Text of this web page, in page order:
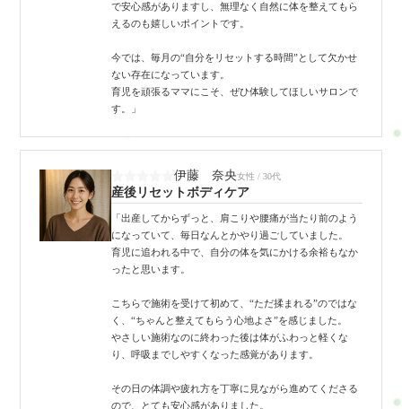
で安心感がありますし、無理なく自然に体を整えてもら
えるのも嬉しいポイントです。
今では、毎月の“自分をリセットする時間”として欠かせ
ない存在になっています。
育児を頑張るママにこそ、ぜひ体験してほしいサロンで
す。」
伊藤 奈央女性 / 30代
産後リセットボディケア
「出産してからずっと、肩こりや腰痛が当たり前のよう
になっていて、毎日なんとかやり過ごしていました。
育児に追われる中で、自分の体を気にかける余裕もなか
ったと思います。
こちらで施術を受けて初めて、“ただ揉まれる”のではな
く、“ちゃんと整えてもらう心地よさ”を感じました。
やさしい施術なのに終わった後は体がふわっと軽くな
り、呼吸までしやすくなった感覚があります。
その日の体調や疲れ方を丁寧に見ながら進めてくださる
ので、とても安心感がありました。